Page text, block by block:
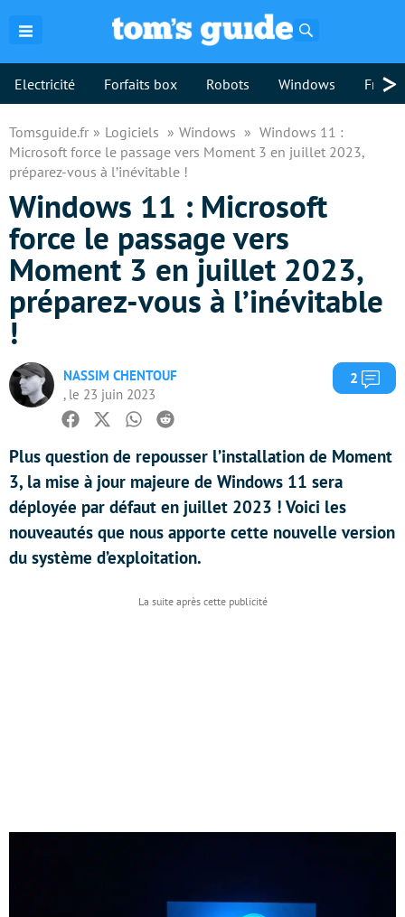
Electricité Forfaits box Robots Windows >
Tomsguide.fr Logiciels Windows
Windows 11 :
Microsoft force le passage vers Moment 3 en juillet 2023,
préparez-vous à l’inévitable !
Windows 11 : Microsoft
force le passage vers
Moment 3 en juillet 2023,
préparez-vous à l’inévitable
!
NASSIM CHENTOUF
, le 23 juin 2023
2
Facebook
TwitterWhatsapp
Reddit
Plus question de repousser l’installation de Moment
3, la mise à jour majeure de Windows 11 sera
déployée par défaut en juillet 2023 ! Voici les
nouveautés que nous apporte cette nouvelle version
du système d’exploitation.